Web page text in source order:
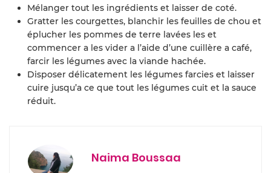
Mélanger tout les ingrédients et laisser de coté.
Gratter les courgettes, blanchir les feuilles de chou et
éplucher les pommes de terre lavées les et
commencer a les vider a l’aide d’une cuillère a café,
farcir les légumes avec la viande hachée.
Disposer délicatement les légumes farcies et laisser
cuire jusqu’a ce que tout les légumes cuit et la sauce
réduit.
Naima Boussaa